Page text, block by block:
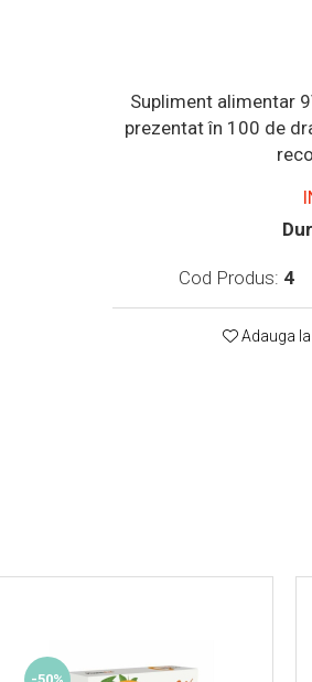
Supliment alimentar
prezentat în 100 de
Cod Produs: 4
Adauga